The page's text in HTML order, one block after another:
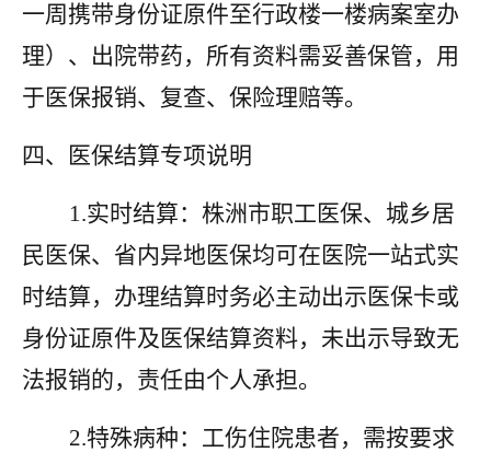
一周携带身份证原件至行政楼一楼病案室办
理） 、出院带药，所有资料需妥善保管，用
于医保报销、复查、保险理赔等。
四、医保结算专项说明
1.实时结算：株洲市职工医保、城乡居
民医保、省内异地医保均可在医院一站式实
时结算，办理结算时务必主动出示医保卡或
身份证原件及医保结算资料，未出示导致无
法报销的，责任由个人承担。
2.特殊病种：工伤住院患者，需按要求